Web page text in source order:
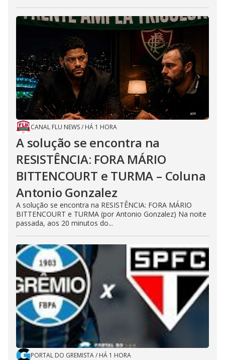
CANAL FLU NEWS/ HÁ 1 HORA
A solução se encontra na
RESISTÊNCIA: FORA MÁRIO
BITTENCOURT e TURMA – Coluna
Antonio Gonzalez
A solução se encontra na RESISTÊNCIA: FORA MÁRIO
BITTENCOURT e TURMA (por Antonio Gonzalez) Na noite
passada, aos 20 minutos do...
PORTAL DO GREMISTA/ HÁ 1 HORA